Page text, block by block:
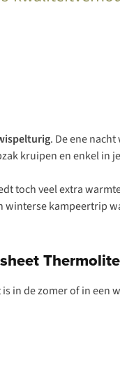
. De ene
kruipen en enkel
toch veel extra
winterse kampeertrip
in de zomer of in een